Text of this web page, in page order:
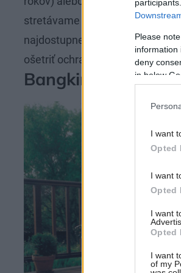
Please
information
deny
in below
I want
Opted
I want
Opted
I want
Opted
I want
of my
stretávame so smrekom
najdostupnejší. Všetky domáce
ošetriť ochranným náterom
Bangkirai